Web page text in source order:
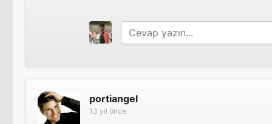
portiangel
13 yıl önce